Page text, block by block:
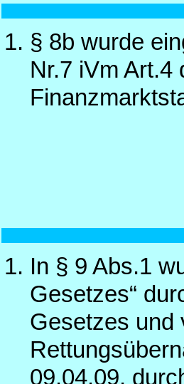
§ 8b wurde
Nr.7 iVm
In § 9 Abs.1
Gesetzes“
Gesetzes und
09.04.09,